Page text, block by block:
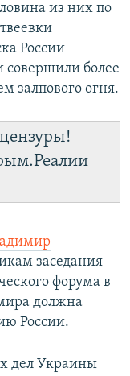
из них по
России
совершили более
залпового огня.
заседания
форума в
должна
России.
дел Украины